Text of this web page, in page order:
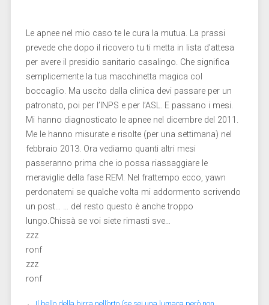
Le apnee nel mio caso te le cura la mutua. La prassi
prevede che dopo il ricovero tu ti metta in lista d’attesa
per avere il presidio sanitario casalingo. Che significa
semplicemente la tua macchinetta magica col
boccaglio. Ma uscito dalla clinica devi passare per un
patronato, poi per l’INPS e per l’ASL. E passano i mesi.
Mi hanno diagnosticato le apnee nel dicembre del 2011.
Me le hanno misurate e risolte (per una settimana) nel
febbraio 2013. Ora vediamo quanti altri mesi
passeranno prima che io possa riassaggiare le
meraviglie della fase REM. Nel frattempo ecco, yawn
perdonatemi se qualche volta mi addormento scrivendo
un post… … del resto questo è anche troppo
lungo.Chissà se voi siete rimasti sve…
zzz
ronf
zzz
ronf